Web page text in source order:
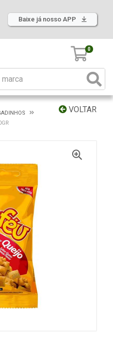
Baixe já nosso APP
0
VOLTAR